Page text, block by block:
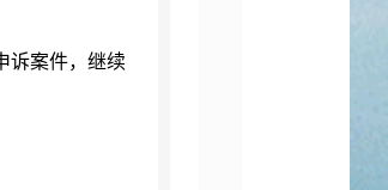
诉案件，继续